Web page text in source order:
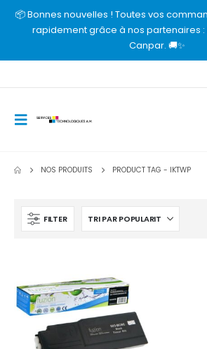
📦 Bonnes nouvelles ! Toutes vos
rapidement grâce à nos partenaires :
Canpar. 🚚✨
NOS PRODUITS PRODUCT TAG - IKTWP
FILTER